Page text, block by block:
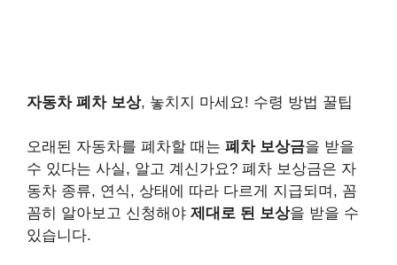
자동차 폐차 보상, 놓치지 마세요! 수령 방법 꿀팁
오래된 자동차를 폐차할 때는 폐차 보상금을 받을
수 있다는 사실, 알고 계신가요? 폐차 보상금은 자
동차 종류, 연식, 상태에 따라 다르게 지급되며, 꼼
꼼히 알아보고 신청해야 제대로 된 보상을 받을 수
있습니다.